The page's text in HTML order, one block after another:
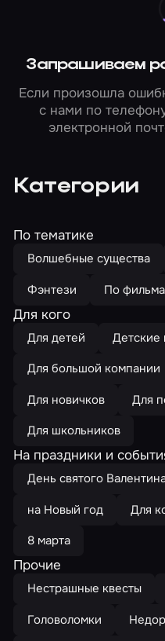
Запрашиваем
Если произошла
с нами по
электронной
Категории
По тематике
Волшебные существа
Фэнтези
По
Для кого
Для детей Детские
Для большой компании
Для новичков
Для
Для школьников
На праздники и
День святого
на Новый год
Для
8 марта
Прочие
Нестрашные квесты
Головоломки